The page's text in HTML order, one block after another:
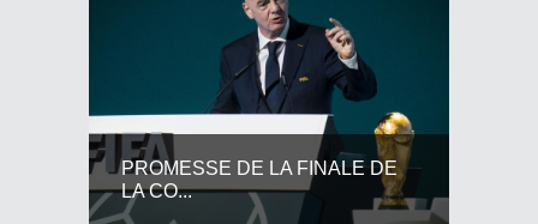
PROMESSE DE LA FINALE DE
LA CO...